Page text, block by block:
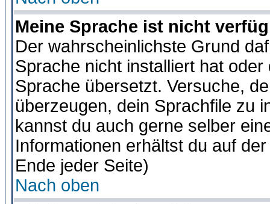
Meine Sprache ist nicht
Der wahrscheinlichste Grund
Sprache nicht installiert hat
Sprache übersetzt. Versuche,
überzeugen, dein Sprachfile zu
kannst du auch gerne selber
Informationen erhältst du auf
Ende jeder Seite)
Nach oben